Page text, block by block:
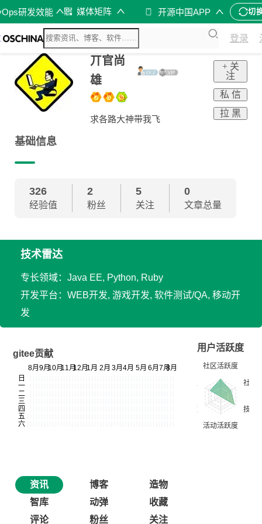
研发效能 媒体矩阵 开源中国APP 切
登录
丌官尚
雄
求各路大神带我飞
+ 关
注
私 信
拉 黑
基础信息
326
经验值
2
粉丝
5
关注
0
文章总量
技术雷达
专长领域：Java EE, Python, Ruby
开发平台：WEB开发, 游戏开发, 软件测试/QA, 移动开
发
gitee贡献
用户活跃度
资讯 博客
造物
智库
动弹
收藏
评论
粉丝 关注